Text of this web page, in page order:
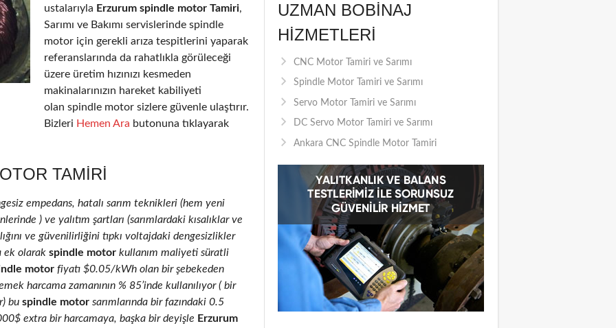
ustalarıyla Erzurum spindle motor Tamiri,
Sarımı ve Bakımı servislerinde spindle
motor için gerekli arıza tespitlerini yaparak
referanslarında da rahatlıkla görüleceği
üzere üretim hızınızı kesmeden
makinalarınızın hareket kabiliyeti
olan spindle motor sizlere güvenle ulaştırır.
Bizleri Hemen Ara butonuna tıklayarak
TAMIRI
empedans, hatalı sarım teknikleri (hem yeni
) ve yalıtım şartları (sarımlardaki kısalıklar ve
ve güvenilirliğini tıpkı voltajdaki dengesizlikler
ek olarak spindle motor kullanım maliyeti süratli
motor fiyatı $0.05/kWh olan bir şebekeden
harcama zamanının % 85’inde kullanılıyor ( bir
bu spindle motor sarımlarında bir fazındaki 0.5
extra bir harcamaya, başka bir deyişle Erzurum
UZMAN BOBINAJ
HIZMETLERI
CNC Motor Tamiri ve Sarımı
Spindle Motor Tamiri ve Sarımı
Servo Motor Tamiri ve Sarımı
DC Servo Motor Tamiri ve Sarımı
Ankara CNC Spindle Motor Tamiri